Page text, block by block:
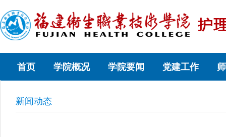
首页 学院概况 学院要闻 党建工作
新闻动态